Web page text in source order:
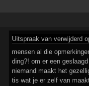
Uitspraak van verwijderd
mensen al die
ding?! om er een
niemand maakt het
tis wat je er zelf van